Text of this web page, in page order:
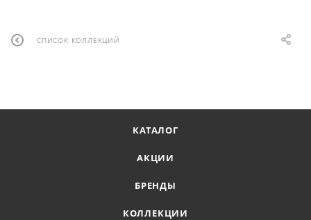
СПИСОК КОЛЛЕКЦИЙ
КАТАЛОГ
АКЦИИ
БРЕНДЫ
КОЛЛЕКЦИИ